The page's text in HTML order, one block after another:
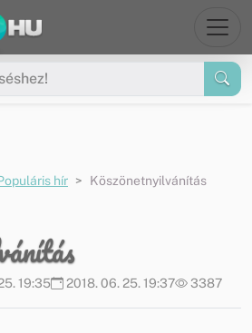
hír Köszönetnyilvánítás
19:35 2018. 06. 25. 19:37 3387